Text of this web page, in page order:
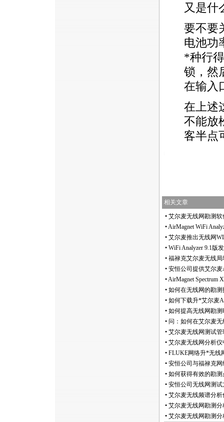
又是什
要不要
电池功
*种行
锁，然
在输入
在上述
不能放
客半点
相关文章
• 艾尔麦无线网勘测软
•AirMagnet WiFi
• 艾尔麦推出无线网
• WiFi Analyzer 9.1版
• 福禄克艾尔麦无线局
• 安恒公司提供艾尔
•AirMagnet Spectrum
• 如何在无线网的勘
• 如何下载升*艾尔麦
• 如何提高无线网勘
• 问：如何在艾尔麦无
• 艾尔麦无线网测试
• 艾尔麦无线网分析仪
• FLUKE网络升*无线
• 安恒公司与福禄克
• 如何获得有效的勘
• 安恒公司无线网测
• 艾尔麦无线频谱分析
• 艾尔麦无线网勘测
• 艾尔麦无线网勘测分